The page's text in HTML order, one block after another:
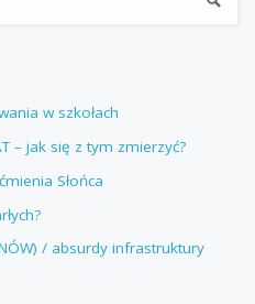
w szkołach
– jak się z tym zmierzyć?
Słońca
/ absurdy infrastruktury